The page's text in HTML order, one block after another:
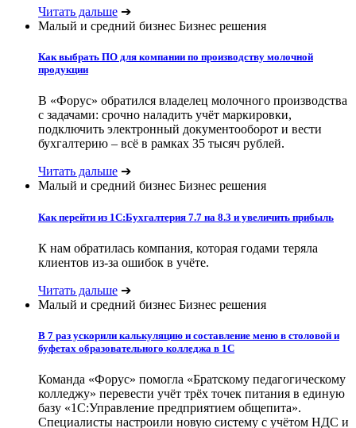
Читать дальше ➔
Малый и средний бизнес Бизнес решения
Как выбрать ПО для компании по производству молочной
продукции
В «Форус» обратился владелец молочного производства
с задачами: срочно наладить учёт маркировки,
подключить электронный документооборот и вести
бухгалтерию – всё в рамках 35 тысяч рублей.
Читать дальше ➔
Малый и средний бизнес Бизнес решения
Как перейти из 1С:Бухгалтерия 7.7 на 8.3 и увеличить прибыль
К нам обратилась компания, которая годами теряла
клиентов из-за ошибок в учёте.
Читать дальше ➔
Малый и средний бизнес Бизнес решения
В 7 раз ускорили калькуляцию и составление меню в столовой и
буфетах образовательного колледжа в 1С
Команда «Форус» помогла «Братскому педагогическому
колледжу» перевести учёт трёх точек питания в единую
базу «1С:Управление предприятием общепита».
Специалисты настроили новую систему с учётом НДС и